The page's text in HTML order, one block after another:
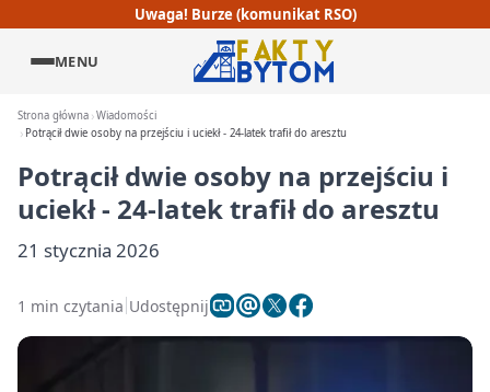
Uwaga! Burze (komunikat RSO)
MENU
Strona główna Wiadomości
Potrącił dwie osoby na przejściu i uciekł - 24-latek trafił do aresztu
Potrącił dwie osoby na przejściu i
uciekł - 24-latek trafił do aresztu
21 stycznia 2026
1 min czytania Udostępnij